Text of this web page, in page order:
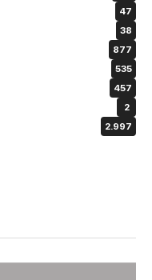
47
38
877
535
457
2
2.997